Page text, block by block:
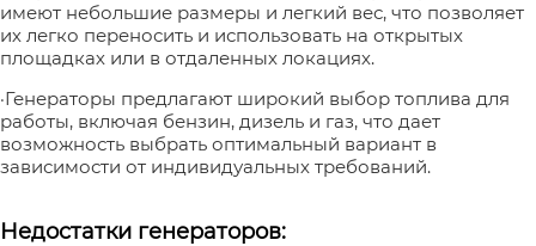
имеют небольшие размеры и легкий вес, что позволяет
их легко переносить и использовать на открытых
площадках или в отдаленных локациях.
·Генераторы предлагают широкий выбор топлива для
работы, включая бензин, дизель и газ, что дает
возможность выбрать оптимальный вариант в
зависимости от индивидуальных требований.
Недостатки генераторов: